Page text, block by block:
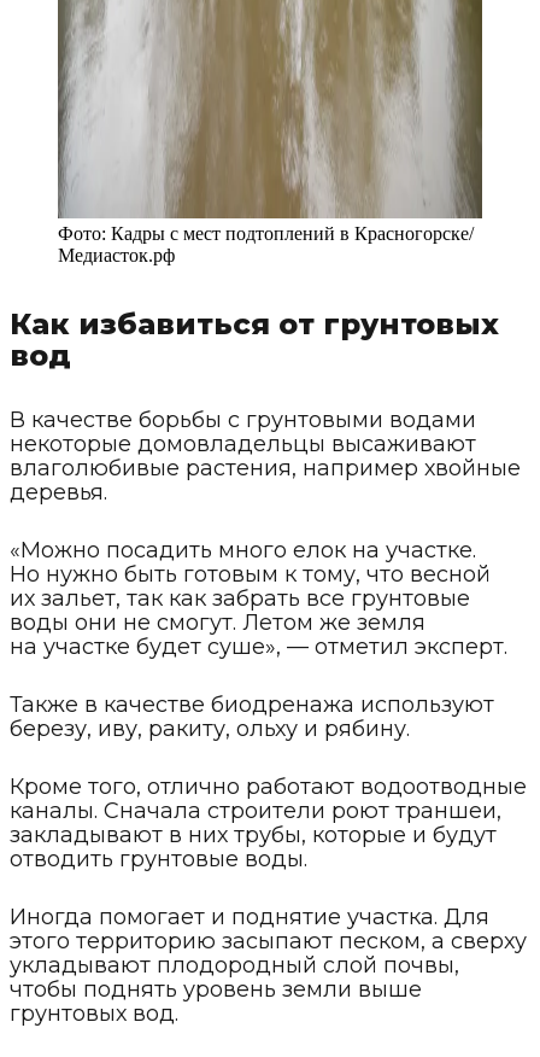
Фото: Кадры с мест подтоплений в Красногорске/
Медиасток.рф
Как избавиться от грунтовых
вод
В качестве борьбы с грунтовыми водами
некоторые домовладельцы высаживают
влаголюбивые растения, например хвойные
деревья.
«Можно посадить много елок на участке.
Но нужно быть готовым к тому, что весной
их зальет, так как забрать все грунтовые
воды они не смогут. Летом же земля
на участке будет суше», — отметил эксперт.
Также в качестве биодренажа используют
березу, иву, ракиту, ольху и рябину.
Кроме того, отлично работают водоотводные
каналы. Сначала строители роют траншеи,
закладывают в них трубы, которые и будут
отводить грунтовые воды.
Иногда помогает и поднятие участка. Для
этого территорию засыпают песком, а сверху
укладывают плодородный слой почвы,
чтобы поднять уровень земли выше
грунтовых вод.